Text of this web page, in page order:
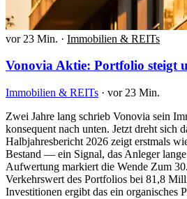
vor 23 Min. · Immobilien & REITs
Vonovia Aktie: Portfolio steigt
Immobilien & REITs · vor 23 Min.
Zwei Jahre lang schrieb Vonovia sein
konsequent nach unten. Jetzt dreht sich
Halbjahresbericht 2026 zeigt erstmals
Bestand — ein Signal, das Anleger
Aufwertung markiert die Wende Zum
Verkehrswert des Portfolios bei 81,8
Investitionen ergibt das ein organisches